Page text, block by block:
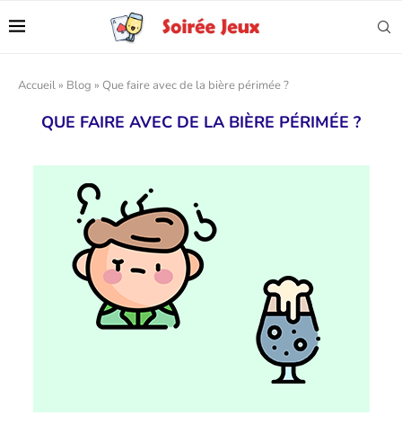
Accueil » Blog » Que faire avec de la bière périmée ?
QUE FAIRE AVEC DE LA BIÈRE PÉRIMÉE ?